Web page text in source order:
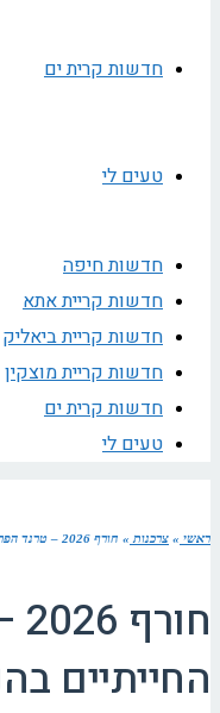
חדשות קרית ים
טעים לי
חדשות חיפה
חדשות קריית אתא
חדשות קריית ביאליק
חדשות קריית מוצקין
חדשות קרית ים
טעים לי
ראשי » צרכנות » חורף 2026 – טרנד הפרינטים החייתיים בהנעלה
החייתיים